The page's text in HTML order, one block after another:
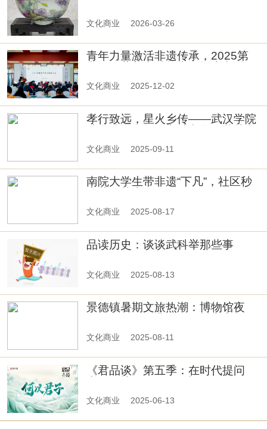
文化商业 2026-03-26
青年力量激活非遗传承，2025第
化新路径！
文化商业 2025-12-02
孝行致远，星火乡传——武汉学院
文化商业 2025-09-11
南院大学生带非遗“下凡”，社区秒
文化商业 2025-08-17
品读历史：谈谈武科举那些事
文化商业 2025-08-13
景德镇暑期文旅热潮：博物馆夜
爆打卡热
文化商业 2025-08-11
《君品谈》第五季：在时代提问
文化商业 2025-06-13